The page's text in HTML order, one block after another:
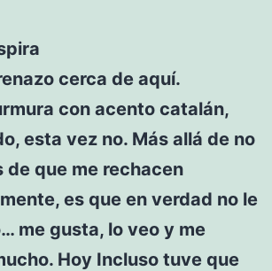
cerca de aquí.
con acento catalán,
esta vez no. Más allá de no
de que me rechacen
es que en verdad no le
me gusta, lo veo y me
Hoy Incluso tuve que